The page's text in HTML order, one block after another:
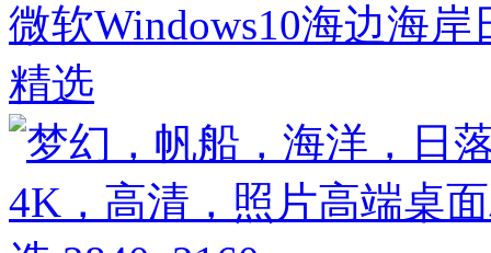
微软Windows10海边海
精选